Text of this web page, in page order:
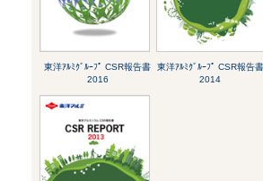
東洋ｱﾙﾐｸﾞﾙｰﾌﾟ CSR報告書
2016
東洋ｱﾙﾐｸﾞﾙｰﾌﾟ CSR報告書
2014